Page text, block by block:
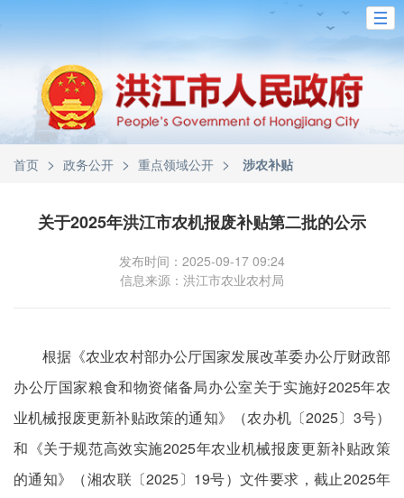
首页 > 政务公开 > 重点领域公开 > 涉农补贴
关于2025年洪江市农机报废补贴第二批的公示
发布时间：2025-09-17 09:24
信息来源：洪江市农业农村局
根据《农业农村部办公厅国家发展改革委办公厅财政部
办公厅国家粮食和物资储备局办公室关于实施好2025年农
业机械报废更新补贴政策的通知》（农办机〔2025〕3号）
和《关于规范高效实施2025年农业机械报废更新补贴政策
的通知》（湘农联〔2025〕19号）文件要求，截止2025年